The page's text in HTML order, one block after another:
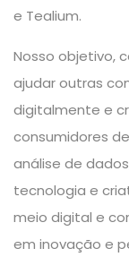
e Tealium.
Nosso objetivo,
ajudar outras
digitalmente e
consumidores
análise de
tecnologia e
meio digital e
em inovação e